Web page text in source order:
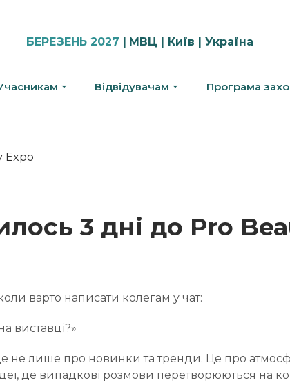
БЕРЕЗЕНЬ 2027 | МВЦ | Київ | Україна
Відвідувачам Програма
3 дні до Pro
варто написати колегам у чат:
виставці?»
не лише про новинки та тренди. Це про
де випадкові розмови перетворюються на